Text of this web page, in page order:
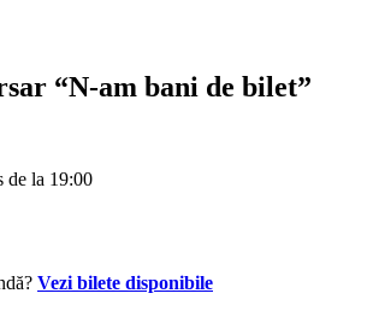
“N-am bani de bilet”
de la 19:00
Vezi bilete disponibile